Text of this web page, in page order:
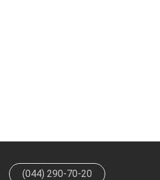
(044) 290-70-20